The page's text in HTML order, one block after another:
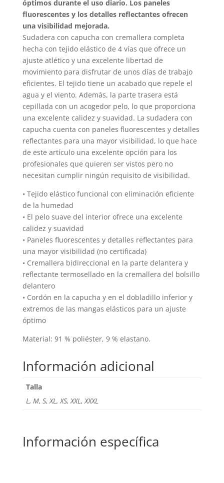
óptimos durante el uso diario. Los paneles
fluorescentes y los detalles reflectantes ofrecen
una visibilidad mejorada.
Sudadera con capucha con cremallera completa
hecha con tejido elástico de 4 vías que ofrece un
ajuste atlético y una excelente libertad de
movimiento para disfrutar de unos días de trabajo
eficientes. El tejido tiene un acabado que repele el
agua y el viento. Además, la parte trasera está
cepillada con un acogedor pelo, lo que proporciona
una excelente calidez y suavidad. La sudadera con
capucha cuenta con paneles fluorescentes y detalles
reflectantes para una mayor visibilidad, lo que hace
de este artículo una excelente opción para los
profesionales que quieren ser vistos pero no
necesitan cumplir ningún requisito de visibilidad.
• Tejido elástico funcional con eliminación eficiente
de la humedad
• El pelo suave del interior ofrece una excelente
calidez y suavidad
• Paneles fluorescentes y detalles reflectantes para
una mayor visibilidad (no certificada)
• Cremallera bidireccional en la parte delantera y
reflectante termosellado en la cremallera del bolsillo
delantero
• Cordón en la capucha y en el dobladillo inferior y
extremos de las mangas elásticos para un ajuste
óptimo
Material: 91 % poliéster, 9 % elastano.
Información adicional
Talla
L, M, S, XL, XS, XXL, XXXL
Información específica